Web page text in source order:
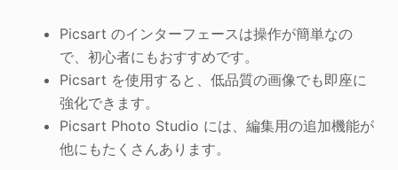
Picsart のインターフェースは操作が簡単なの
で、初心者にもおすすめです。
Picsart を使用すると、低品質の画像でも即座に
強化できます。
Picsart Photo Studio には、編集用の追加機能が
他にもたくさんあります。